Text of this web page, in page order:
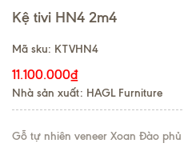
Kệ tivi HN4 2m4
Mã sku: KTVHN4
11.100.000₫
Nhà sản xuất: HAGL Furniture
Gỗ tự nhiên veneer Xoan Đào